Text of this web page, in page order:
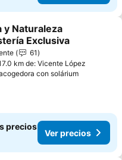
a favoritos
y Naturaleza
Exclusiva
61
km de: Vicente López
con solárium
precios
Ver precios